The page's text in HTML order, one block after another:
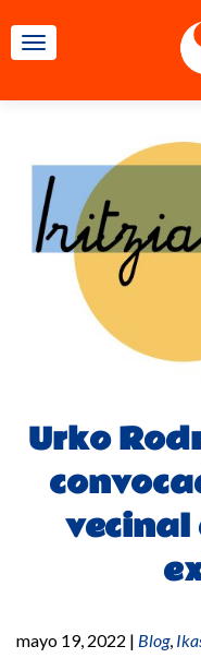
CAMBIAR
Urko
vecinal
mayo 19, 2022 | Blog,